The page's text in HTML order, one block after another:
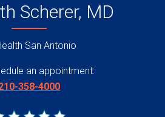
Scherer, MD
San Antonio
an appointment:
358-4000